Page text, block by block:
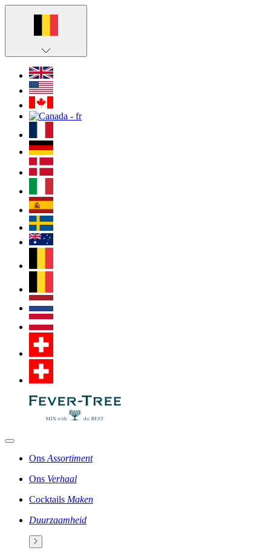
Ons Assortiment
Ons Verhaal
Cocktails Maken
Duurzaamheid